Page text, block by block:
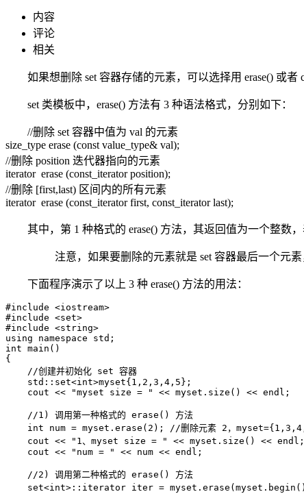
内容
评论
相关
如果想删除 set 容器存储的元素，可以选择用 erase() 或者
set 类模板中，erase() 方法有 3 种语法格式，分别如下：
//删除 set 容器中值为 val 的元素
size_type erase (const value_type& val);
//删除 position 迭代器指向的元素
iterator erase (const_iterator position);
//删除 [first,last) 区间内的所有元素
iterator erase (const_iterator first, const_iterator last);
其中，第 1 种格式的 erase() 方法，其返回值为一个整数
注意，如果要删除的元素就是 set 容器最后一个元
下面程序演示了以上 3 种 erase() 方法的用法：
#include <iostream>
#include <set>
#include <string>
using namespace std;
int main()
{
    //创建并初始化 set 容器
    std::set<int>myset{1,2,3,4,5};
    cout << "myset size = " << myset.size() << endl;
    //1) 调用第一种格式的 erase() 方法
int num = myset.erase(2); //删除元素 2，
    cout << "1、myset size = " << myset.size() << endl;
    cout << "num = " << num << endl;
    //2) 调用第二种格式的 erase() 方法
set<int>::iterator iter =